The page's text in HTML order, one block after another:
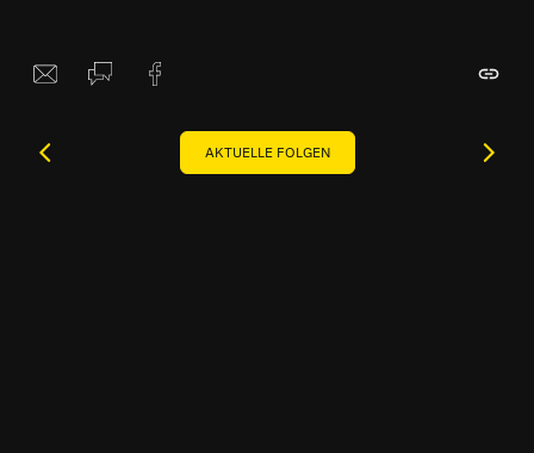
AKTUELLE FOLGEN